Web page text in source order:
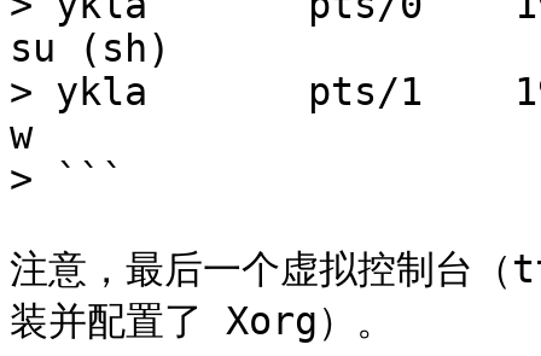
su (sh)
> ykla       pts/1
w
> ```
注意，最后一个虚拟控制台
装并配置了 Xorg）。